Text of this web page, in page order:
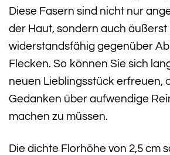
Diese Fasern sind nicht nur
der Haut, sondern auch äußerst
widerstandsfähig gegenüber
Flecken. So können Sie sich
neuen Lieblingsstück erfreuen,
Gedanken über aufwendige
machen zu müssen.
Die dichte Florhöhe von 2,5 cm